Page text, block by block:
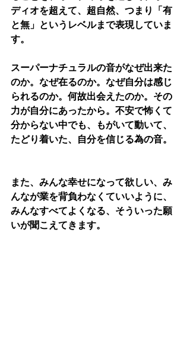
ディオを超えて、超自然、つまり「有
と無」というレベルまで表現していま
す。
スーパーナチュラルの音がなぜ出来た
のか。なぜ在るのか。なぜ自分は感じ
られるのか。何故出会えたのか。その
力が自分にあったから。不安で怖くて
分からない中でも、もがいて動いて、
たどり着いた、自分を信じる為の音。
また、みんな幸せになって欲しい、み
んなが業を背負わなくていいように、
みんなすべてよくなる、そういった願
いが聞こえてきます。